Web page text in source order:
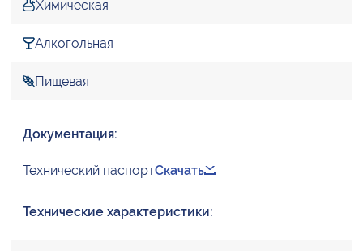
Химическая
Алкогольная
Пищевая
Документация:
Технический паспортСкачать
Технические характеристики: